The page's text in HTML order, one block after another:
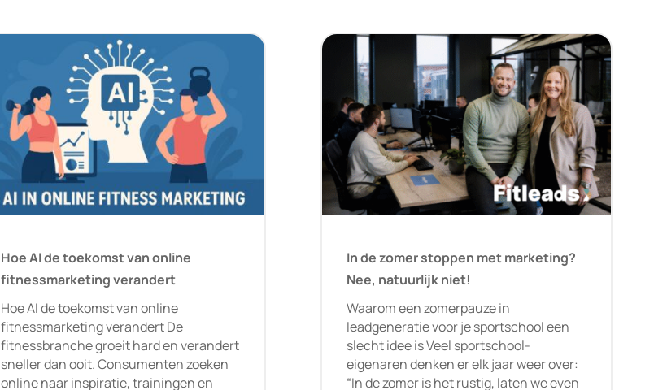
Hoe AI de toekomst van online
fitnessmarketing verandert
Hoe AI de toekomst van online
fitnessmarketing verandert De
fitnessbranche groeit hard en verandert
sneller dan ooit. Consumenten zoeken
online naar inspiratie, trainingen en
In de zomer stoppen met marketing?
Nee, natuurlijk niet!
Waarom een zomerpauze in
leadgeneratie voor je sportschool een
slecht idee is Veel sportschool-
eigenaren denken er elk jaar weer over:
“In de zomer is het rustig, laten we even